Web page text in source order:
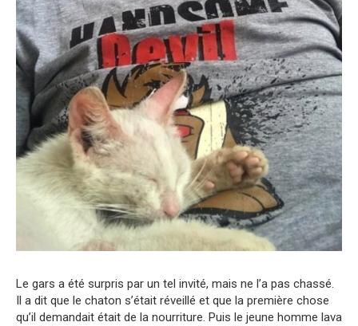
Le gars a été surpris par un tel invité, mais ne l’a pas chassé.
Il a dit que le chaton s’était réveillé et que la première chose
qu’il demandait était de la nourriture. Puis le jeune homme lava